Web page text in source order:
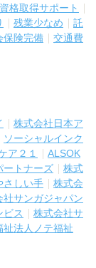
資格取得サポート
残業少なめ
託
保険完備
交通費
株式会社日本ア
ソーシャルインク
ア２１
ALSOK
ートナーズ
株式
さしい手
株式会
社サンガジャパン
ビス
株式会社サ
祉法人ノテ福祉